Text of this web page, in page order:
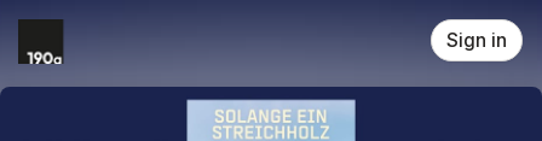
Skip header
Sign in